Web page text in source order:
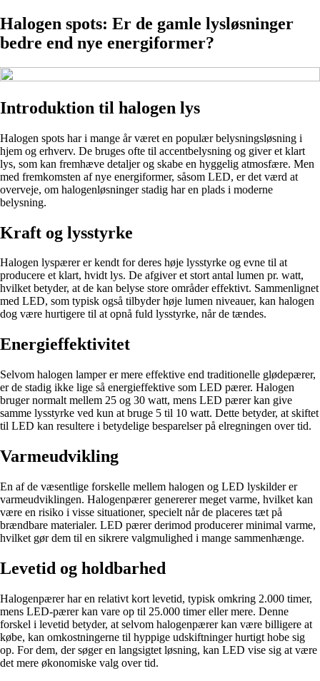
Halogen spots: Er de gamle lysløsninger
bedre end nye energiformer?
Introduktion til halogen lys
Halogen spots har i mange år været en populær belysningsløsning i
hjem og erhverv. De bruges ofte til accentbelysning og giver et klart
lys, som kan fremhæve detaljer og skabe en hyggelig atmosfære. Men
med fremkomsten af nye energiformer, såsom LED, er det værd at
overveje, om halogenløsninger stadig har en plads i moderne
belysning.
Kraft og lysstyrke
Halogen lyspærer er kendt for deres høje lysstyrke og evne til at
producere et klart, hvidt lys. De afgiver et stort antal lumen pr. watt,
hvilket betyder, at de kan belyse store områder effektivt. Sammenlignet
med LED, som typisk også tilbyder høje lumen niveauer, kan halogen
dog være hurtigere til at opnå fuld lysstyrke, når de tændes.
Energieffektivitet
Selvom halogen lamper er mere effektive end traditionelle glødepærer,
er de stadig ikke lige så energieffektive som LED pærer. Halogen
bruger normalt mellem 25 og 30 watt, mens LED pærer kan give
samme lysstyrke ved kun at bruge 5 til 10 watt. Dette betyder, at skiftet
til LED kan resultere i betydelige besparelser på elregningen over tid.
Varmeudvikling
En af de væsentlige forskelle mellem halogen og LED lyskilder er
varmeudviklingen. Halogenpærer genererer meget varme, hvilket kan
være en risiko i visse situationer, specielt når de placeres tæt på
brændbare materialer. LED pærer derimod producerer minimal varme,
hvilket gør dem til en sikrere valgmulighed i mange sammenhænge.
Levetid og holdbarhed
Halogenpærer har en relativt kort levetid, typisk omkring 2.000 timer,
mens LED-pærer kan vare op til 25.000 timer eller mere. Denne
forskel i levetid betyder, at selvom halogenpærer kan være billigere at
købe, kan omkostningerne til hyppige udskiftninger hurtigt hobe sig
op. For dem, der søger en langsigtet løsning, kan LED vise sig at være
det mere økonomiske valg over tid.